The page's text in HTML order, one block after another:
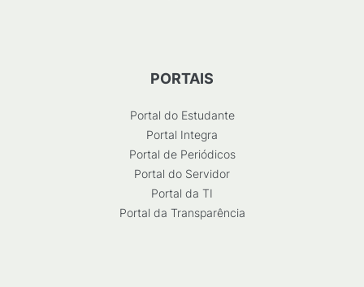
PORTAIS
Portal do Estudante
Portal Integra
Portal de Periódicos
Portal do Servidor
Portal da TI
Portal da Transparência